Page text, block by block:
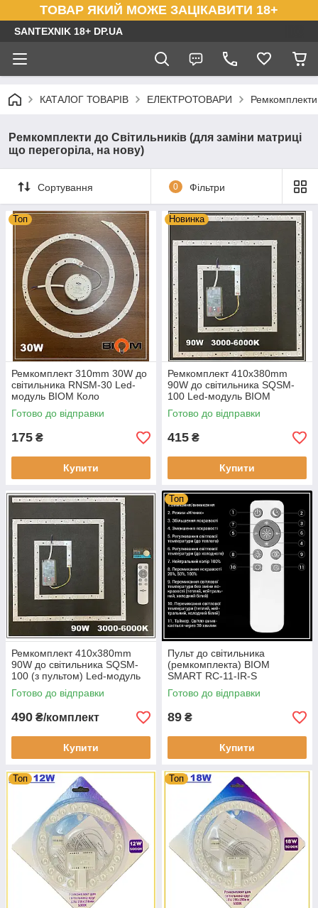
ТОВАР ЯКИЙ МОЖЕ ЗАЦІКАВИТИ 18+
SANTEXNIK 18+ DP.UA
КАТАЛОГ ТОВАРІВ ЕЛЕКТРОТОВАРИ
Ремкомплекти до Світильників (для заміни матриці
що перегоріла, на нову)
Сортування 0 Фільтри
Топ
Ремкомплект 310mm 30W до
світильника RNSM-30 Led-
модуль BIOM Коло
Готово до відправки
175 ₴
Купити
Новинка
Ремкомплект 410х380mm
90W до світильника SQSM-
100 Led-модуль BIOM
Квадрат (під пульт)
Готово до відправки
415 ₴
Купити
Ремкомплект 410х380mm
90W до світильника SQSM-
100 (з пультом) Led-модуль
BIOM Квадрат
Готово до відправки
490 ₴/комплект
Купити
Топ
Пульт до світильника
(ремкомплекта) BIOM
SMART RC-11-IR-S
Готово до відправки
89 ₴
Купити
Топ Топ